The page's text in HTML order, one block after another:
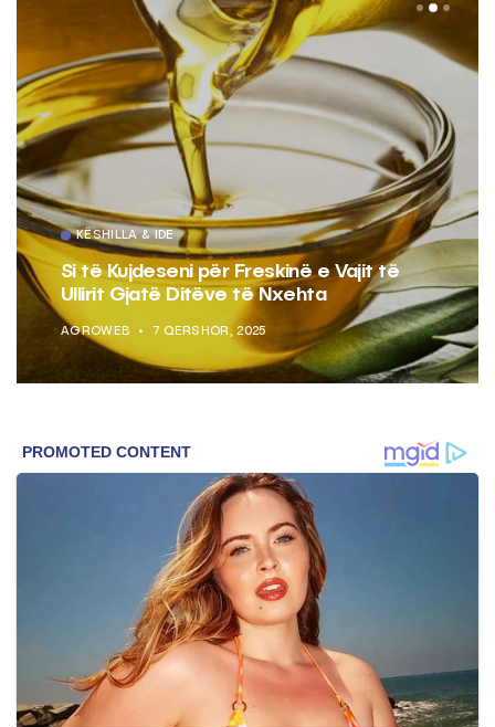
KËSHILLA & IDE
Si të Kujdeseni për Freskinë e Vajit të
Ullirit Gjatë Ditëve të Nxehta
AGROWEB 7 QERSHOR, 2025